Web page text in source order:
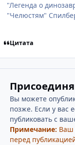
"Легенда о
"Челюстям"
Цитата
Вы можете
позже. Если у вас
публиковать с
Примечание: Ваш
перед